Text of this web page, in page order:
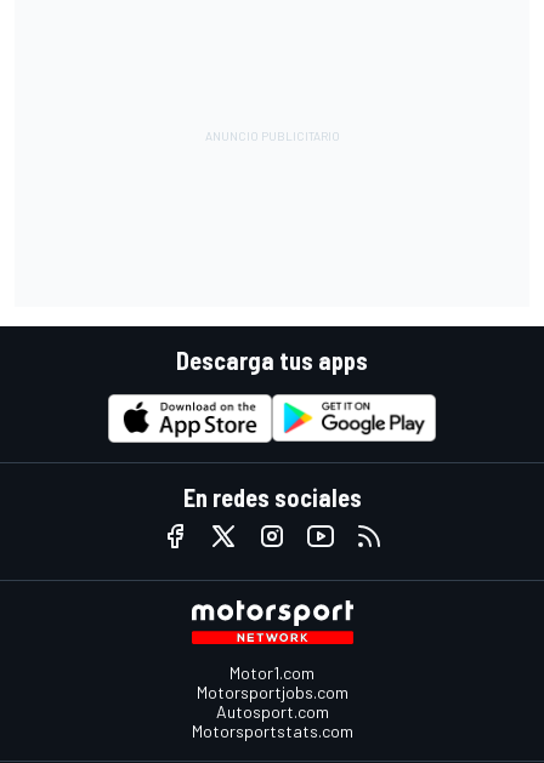
Descarga tus apps
En redes sociales
Motor1.com
Motorsportjobs.com
Autosport.com
Motorsportstats.com